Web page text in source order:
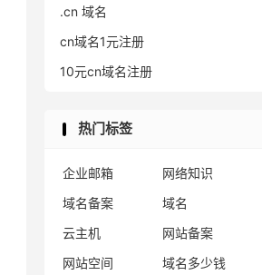
.cn 域名
cn域名1元注册
10元cn域名注册
热门标签
企业邮箱 网络知识
域名备案
域名
云主机
网站备案
网站空间
域名多少钱